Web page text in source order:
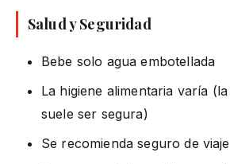
Salud y Seguridad
Bebe solo agua embotellada
La higiene alimentaria varía
suele ser segura)
Se recomienda seguro de viaje